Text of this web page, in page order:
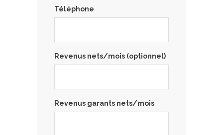
Téléphone
Revenus nets/mois (optionnel)
Revenus garants nets/mois